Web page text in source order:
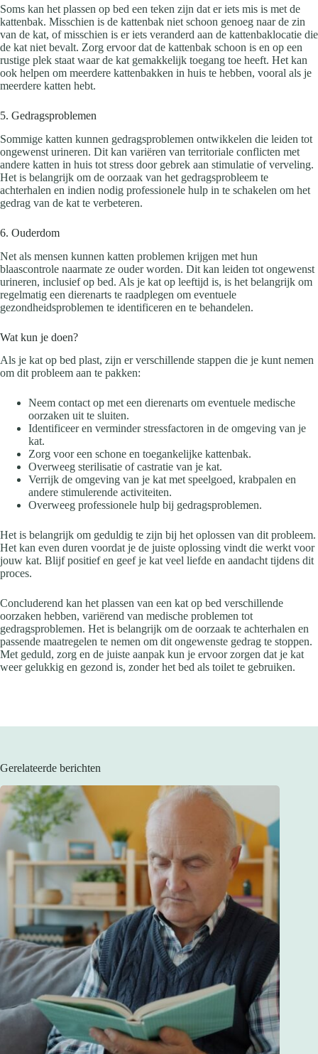
Soms kan het plassen op bed een teken zijn dat er iets mis is met de
kattenbak. Misschien is de kattenbak niet schoon genoeg naar de zin
van de kat, of misschien is er iets veranderd aan de kattenbaklocatie die
de kat niet bevalt. Zorg ervoor dat de kattenbak schoon is en op een
rustige plek staat waar de kat gemakkelijk toegang toe heeft. Het kan
ook helpen om meerdere kattenbakken in huis te hebben, vooral als je
meerdere katten hebt.
5. Gedragsproblemen
Sommige katten kunnen gedragsproblemen ontwikkelen die leiden tot
ongewenst urineren. Dit kan variëren van territoriale conflicten met
andere katten in huis tot stress door gebrek aan stimulatie of verveling.
Het is belangrijk om de oorzaak van het gedragsprobleem te
achterhalen en indien nodig professionele hulp in te schakelen om het
gedrag van de kat te verbeteren.
6. Ouderdom
Net als mensen kunnen katten problemen krijgen met hun
blaascontrole naarmate ze ouder worden. Dit kan leiden tot ongewenst
urineren, inclusief op bed. Als je kat op leeftijd is, is het belangrijk om
regelmatig een dierenarts te raadplegen om eventuele
gezondheidsproblemen te identificeren en te behandelen.
Wat kun je doen?
Als je kat op bed plast, zijn er verschillende stappen die je kunt nemen
om dit probleem aan te pakken:
Neem contact op met een dierenarts om eventuele medische
oorzaken uit te sluiten.
Identificeer en verminder stressfactoren in de omgeving van je
kat.
Zorg voor een schone en toegankelijke kattenbak.
Overweeg sterilisatie of castratie van je kat.
Verrijk de omgeving van je kat met speelgoed, krabpalen en
andere stimulerende activiteiten.
Overweeg professionele hulp bij gedragsproblemen.
Het is belangrijk om geduldig te zijn bij het oplossen van dit probleem.
Het kan even duren voordat je de juiste oplossing vindt die werkt voor
jouw kat. Blijf positief en geef je kat veel liefde en aandacht tijdens dit
proces.
Concluderend kan het plassen van een kat op bed verschillende
oorzaken hebben, variërend van medische problemen tot
gedragsproblemen. Het is belangrijk om de oorzaak te achterhalen en
passende maatregelen te nemen om dit ongewenste gedrag te stoppen.
Met geduld, zorg en de juiste aanpak kun je ervoor zorgen dat je kat
weer gelukkig en gezond is, zonder het bed als toilet te gebruiken.
Gerelateerde berichten